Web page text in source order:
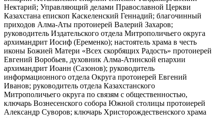
Нектарий; Управляющий делами Православной Церкви
Казахстана епископ Каскеленский Геннадий; благочинный
приходов Алма-Аты протоиерей Валерий Захаров;
руководитель Издательского отдела Митрополичьего округа
архимандрит Иосиф (Еременко); настоятель храма в честь
иконы Божией Матери «Всех скорбящих Радость» протоиерей
Евгений Воробьев, духовник Алма-Атинской епархии
архимандрит Иоанн (Сазонов); руководитель
информационного отдела Округа протоиерей Евгений
Иванов; руководитель отдела Казахстанского
Митрополичьего округа по связям с общественностью,
ключарь Вознесенского собора Южной столицы протоиерей
Александр Суворов; ключарь Христорождественского храма